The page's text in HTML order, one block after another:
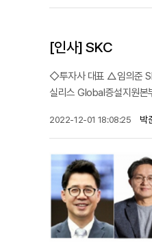
[인사] SKC
◇투자사 대표 △임의준
실리스 Global증설지원
2022-12-01 18:08:25 박